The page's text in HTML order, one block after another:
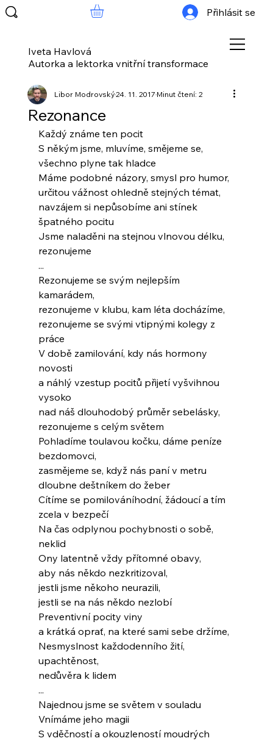
Iveta Havlová
Autorka a lektorka vnitřní transformace
Přihlásit se
Rezonance
Libor Modrovský24. 11. 2017Minut čtení: 2
Každý známe ten pocit
S někým jsme, mluvíme, smějeme se,
všechno plyne tak hladce
Máme podobné názory, smysl pro humor,
určitou vážnost ohledně stejných témat,
navzájem si nepůsobíme ani stínek
špatného pocitu
Jsme naladěni na stejnou vlnovou délku,
rezonujeme
...
Rezonujeme se svým nejlepším
kamarádem,
rezonujeme v klubu, kam léta docházíme,
rezonujeme se svými vtipnými kolegy z
práce
V době zamilování, kdy nás hormony
novosti
a náhlý vzestup pocitů přijetí vyšvihnou
vysoko
nad náš dlouhodobý průměr sebelásky,
rezonujeme s celým světem
Pohladíme toulavou kočku, dáme peníze
bezdomovci,
zasmějeme se, když nás paní v metru
dloubne deštníkem do žeber
Cítíme se pomilováníhodní, žádoucí a tím
zcela v bezpečí
Na čas odplynou pochybnosti o sobě,
neklid
Ony latentně vždy přítomné obavy,
aby nás někdo nezkritizoval,
jestli jsme někoho neurazili,
jestli se na nás někdo nezlobí
Preventivní pocity viny
a krátká oprať, na které sami sebe držíme,
Nesmyslnost každodenního žití,
upachtěnost,
nedůvěra k lidem
...
Najednou jsme se světem v souladu
Vnímáme jeho magii
S vděčností a okouzleností moudrých